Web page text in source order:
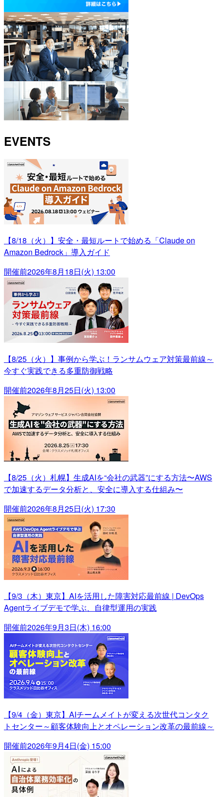
EVENTS
【8/18（火）】安全・最短ルートで始める「Claude on
Amazon Bedrock」導入ガイド
開催前2026年8月18日(火) 13:00
【8/25（火）】事例から学ぶ！ランサムウェア対策最前線～
今すぐ実践できる多重防御戦略
開催前2026年8月25日(火) 13:00
【8/25（火）札幌】生成AIを“会社の武器”にする方法〜AWS
で加速するデータ分析と、安全に導入する仕組み〜
開催前2026年8月25日(火) 17:30
【9/3（木）東京】AIを活用した障害対応最前線 | DevOps
Agentライブデモで学ぶ、自律型運用の実践
開催前2026年9月3日(木) 16:00
【9/4（金）東京】AIチームメイトが変える次世代コンタク
トセンター～顧客体験向上とオペレーション改革の最前線～
開催前2026年9月4日(金) 15:00